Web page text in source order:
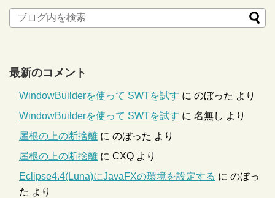
最新のコメント
WindowBuilderを使って SWTを試す に のぼった より
WindowBuilderを使って SWTを試す に 名無し より
屋根の上の断捨離 に のぼった より
屋根の上の断捨離 に CXQ より
Eclipse4.4(Luna)にJavaFXの環境を設定する に のぼっ
た より